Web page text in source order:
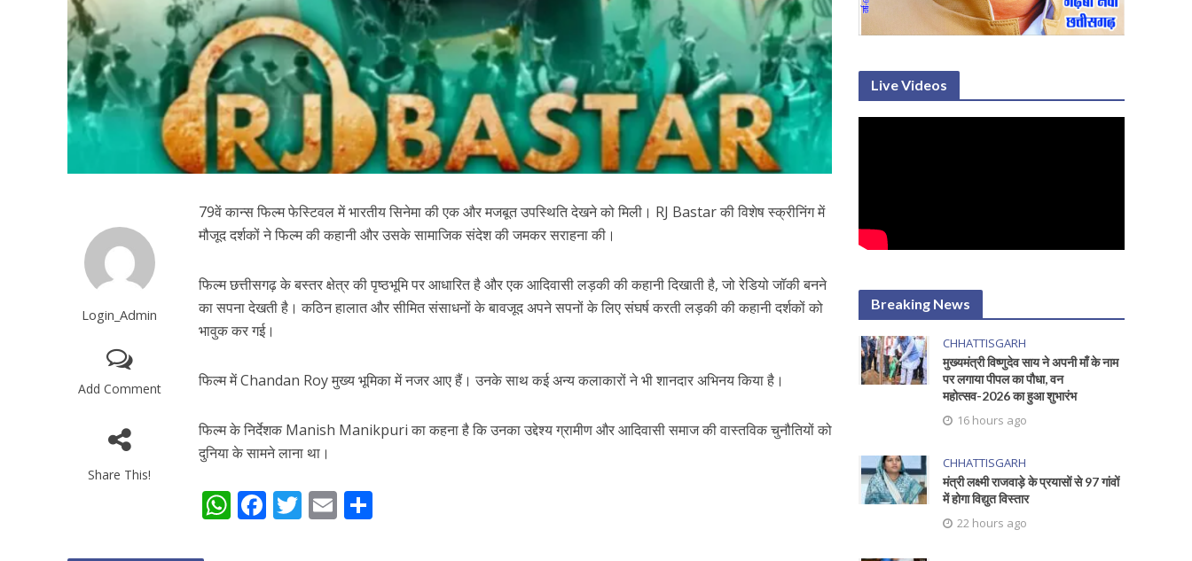
Login_Admin
Add Comment
Share This!
79वें कान्स फिल्म फेस्टिवल में भारतीय सिनेमा की एक और मजबूत उपस्थिति देखने को मिली। RJ Bastarकी विशेष स्क्रीनिंग में
मौजूद दर्शकों ने फिल्म की कहानी और उसके सामाजिक संदेश की जमकर सराहना की।
फिल्म छत्तीसगढ़ के बस्तर क्षेत्र की पृष्ठभूमि पर आधारित है और एक आदिवासी लड़की की कहानी दिखाती है, जो रेडियो जॉकी बनने
का सपना देखती है। कठिन हालात और सीमित संसाधनों के बावजूद अपने सपनों के लिए संघर्ष करती लड़की की कहानी दर्शकों को
भावुक कर गई।
फिल्म मेंChandan Royमुख्य भूमिका में नजर आए हैं। उनके साथ कई अन्य कलाकारों ने भी शानदार अभिनय किया है।
फिल्म के निर्देशक Manish Manikpuriका कहना है कि उनका उद्देश्य ग्रामीण और आदिवासी समाज की वास्तविक चुनौतियों को
दुनिया के सामने लाना था।
W F T E
Live Videos
Breaking News
CHHATTISGARH
मुख्यमंत्री विष्णुदेव साय ने अपनी माँ के नाम
पर लगाया पीपल का पौधा, वन
महोत्सव-2026 का हुआ शुभारंभ
16 hours ago
CHHATTISGARH
मंत्री लक्ष्मी राजवाड़े के प्रयासों से 97 गांवों
में होगा विद्युत विस्तार
22 hours ago